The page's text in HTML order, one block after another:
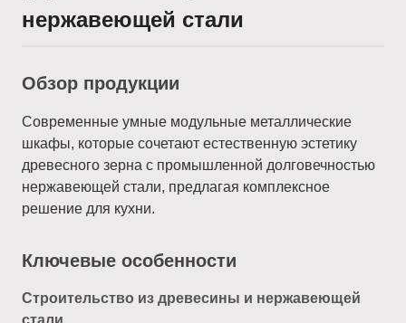
нержавеющей стали
Обзор продукции
Современные умные модульные металлические
шкафы, которые сочетают естественную эстетику
древесного зерна с промышленной долговечностью
нержавеющей стали, предлагая комплексное
решение для кухни.
Ключевые особенности
Строительство из древесины и нержавеющей
стали